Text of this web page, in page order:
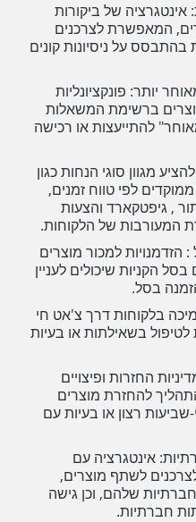
אינטגרציה של ביקורות
המאפשרת לצרכנים
על ניסיונות קונים
יותר: פונקציונליות
ברשימת המשאלות
להתייעצות או רכישה
מגוון סוגי הנחות כגון
לפי טווח זמנים,
, גיפטקארד והצעות
המעורבות של הלקוחות.
: הזדמנויות למכור מוצרים
הקניות שיכולים לעניין
בסל.
בלקוחות דרך צ'אט חי
לטיפול בשאילתות או בעיות
החזרות ופיצויים
להחזרת מוצרים
רצון או בעיות עם
אינטגרציה עם
לשתף מוצרים,
שלהם, וכן גישה
חברתיות.